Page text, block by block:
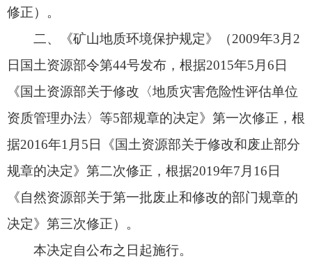
《自然资源部关于第一批废止和修改的部门规章的
决定》第三次修正）。